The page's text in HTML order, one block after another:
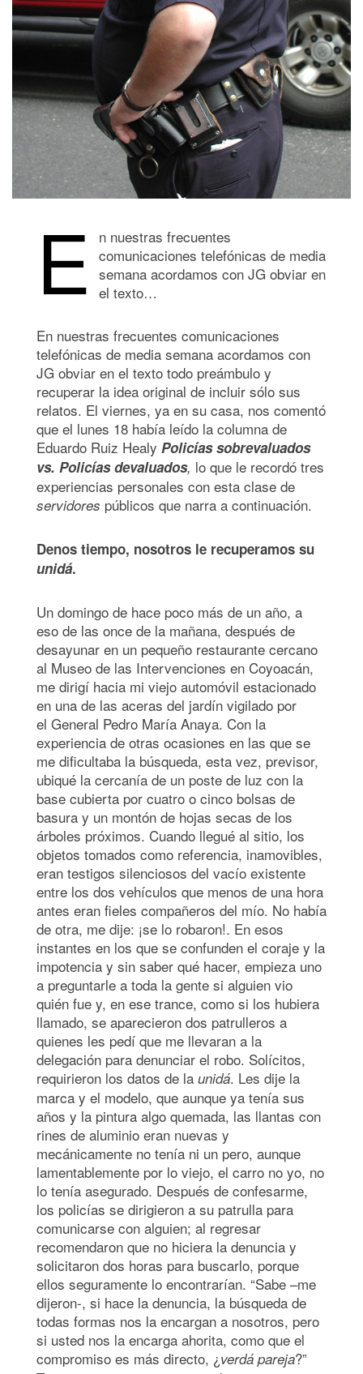
E
n nuestras frecuentes
comunicaciones telefónicas de media
semana acordamos con JG obviar en
el texto…
En nuestras frecuentes comunicaciones
telefónicas de media semana acordamos con
JG obviar en el texto todo preámbulo y
recuperar la idea original de incluir sólo sus
relatos. El viernes, ya en su casa, nos comentó
que el lunes 18 había leído la columna de
Eduardo Ruiz Healy Policías sobrevaluados
vs. Policías devaluados, lo que le recordó tres
experiencias personales con esta clase de
servidores públicos que narra a continuación.
Denos tiempo, nosotros le recuperamos su
unidá.
Un domingo de hace poco más de un año, a
eso de las once de la mañana, después de
desayunar en un pequeño restaurante cercano
al Museo de las Intervenciones en Coyoacán,
me dirigí hacia mi viejo automóvil estacionado
en una de las aceras del jardín vigilado por
el General Pedro María Anaya. Con la
experiencia de otras ocasiones en las que se
me dificultaba la búsqueda, esta vez, previsor,
ubiqué la cercanía de un poste de luz con la
base cubierta por cuatro o cinco bolsas de
basura y un montón de hojas secas de los
árboles próximos. Cuando llegué al sitio, los
objetos tomados como referencia, inamovibles,
eran testigos silenciosos del vacío existente
entre los dos vehículos que menos de una hora
antes eran fieles compañeros del mío. No había
de otra, me dije: ¡se lo robaron!. En esos
instantes en los que se confunden el coraje y la
impotencia y sin saber qué hacer, empieza uno
a preguntarle a toda la gente si alguien vio
quién fue y, en ese trance, como si los hubiera
llamado, se aparecieron dos patrulleros a
quienes les pedí que me llevaran a la
delegación para denunciar el robo. Solícitos,
requirieron los datos de la unidá. Les dije la
marca y el modelo, que aunque ya tenía sus
años y la pintura algo quemada, las llantas con
rines de aluminio eran nuevas y
mecánicamente no tenía ni un pero, aunque
lamentablemente por lo viejo, el carro no yo, no
lo tenía asegurado. Después de confesarme,
los policías se dirigieron a su patrulla para
comunicarse con alguien; al regresar
recomendaron que no hiciera la denuncia y
solicitaron dos horas para buscarlo, porque
ellos seguramente lo encontrarían. “Sabe –me
dijeron-, si hace la denuncia, la búsqueda de
todas formas nos la encargan a nosotros, pero
si usted nos la encarga ahorita, como que el
compromiso es más directo, ¿verdá pareja?”